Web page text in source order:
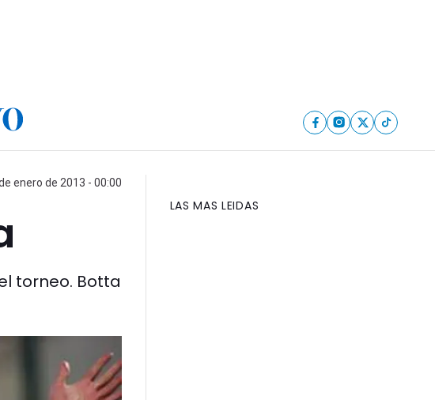
enero de 2013 - 00:00
torneo. Botta
LAS MAS LEIDAS